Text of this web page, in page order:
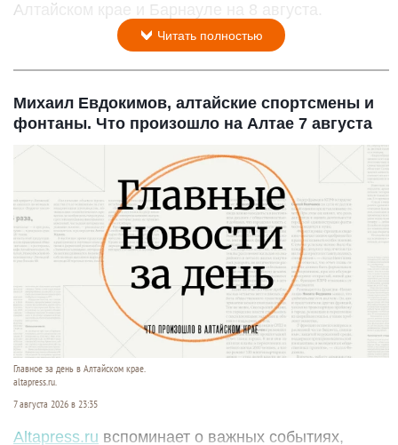
Алтайском крае и Барнауле на 8 августа.
Читать полностью
Михаил Евдокимов, алтайские спортсмены и
фонтаны. Что произошло на Алтае 7 августа
Главное за день в Алтайском крае.
altapress.ru.
7 августа 2026 в 23:35
Altapress.ru вспоминает о важных событиях,